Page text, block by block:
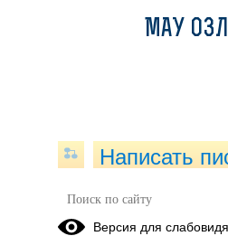
ТЫ супер!
МАУ
Написать
Версия для